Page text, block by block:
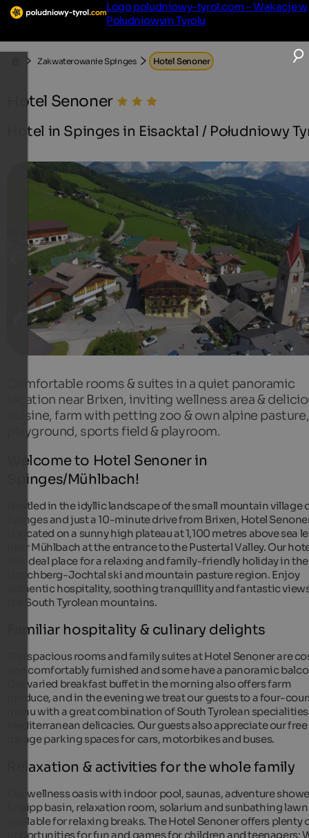
Logo poludniowy-tyrol.com - Wakacje w
Południowym Tyrolu
Zakwaterowanie Spinges Hotel Senoner
Hotel Senoner
Hotel in Spinges in Eisacktal / Południowy
Comfortable rooms & suites in a quiet panoramic
location near Brixen, inviting wellness area &
cuisine, farm with petting zoo & own alpine pasture,
playground, sports field & playroom.
Welcome to Hotel Senoner in
Spinges/Mühlbach!
Nestled in the idyllic landscape of the small mountain village
Spinges and just a 10-minute drive from Brixen, Hotel
is located on a sunny high plateau at 1,100 metres above sea
near Mühlbach at the entrance to the Pustertal Valley. Our
the ideal place for a relaxing and family-friendly holiday in the
Gitschberg-Jochtal ski and mountain pasture region. Enjoy
authentic hospitality, soothing tranquillity and fantastic
the South Tyrolean mountains.
Familiar hospitality & culinary delights
The spacious rooms and family suites at Hotel Senoner are
and comfortably furnished and some have a panoramic
Our varied breakfast buffet in the morning also offers farm
produce, and in the evening we treat our guests to a four-
menu with a great combination of South Tyrolean
Mediterranean delicacies. Our guests also appreciate our free
garage parking spaces for cars, motorbikes and buses.
Relaxation & activities for the whole family
Our wellness oasis with indoor pool, saunas, adventure
Kneipp basin, relaxation room, solarium and sunbathing
available for relaxing breaks. The Hotel Senoner offers plenty
opportunities for fun and games for children and teenagers: